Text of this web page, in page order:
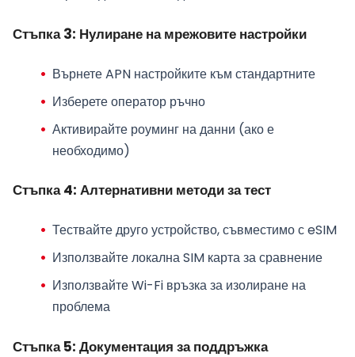
Стъпка 3: Нулиране на мрежовите настройки
Върнете APN настройките към стандартните
Изберете оператор ръчно
Активирайте роуминг на данни (ако е
необходимо)
Стъпка 4: Алтернативни методи за тест
Тествайте друго устройство, съвместимо с eSIM
Използвайте локална SIM карта за сравнение
Използвайте Wi-Fi връзка за изолиране на
проблема
Стъпка 5: Документация за поддръжка